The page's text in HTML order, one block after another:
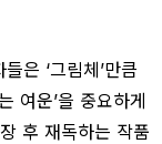
은 ‘그림체’만큼
여운’을 중요하게
후 재독하는 작품